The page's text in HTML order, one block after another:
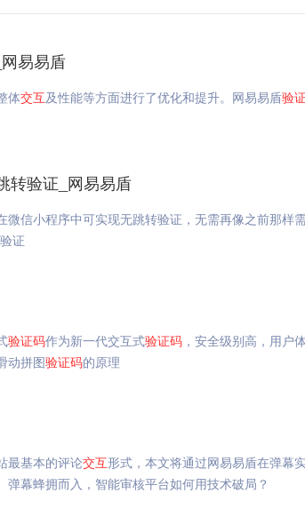
易易盾
体交互及性能等方面进行了优化和提升。网易易盾验
转验证_网易易盾
微信小程序中可实现无跳转验证，无需再像之前那样
证
验证码作为新一代交互式验证码 ，安全级别高，用户
动拼图验证码的原理
最基本的评论交互形式，本文将通过网易易盾在弹幕
幕蜂拥而入，智能审核平台如何用技术破局？